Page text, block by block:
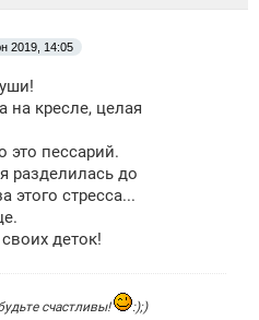
2019, 14:05
на кресле, целая
это пессарий.
разделилась до
этого стресса...
деток!
счастливы! :);)